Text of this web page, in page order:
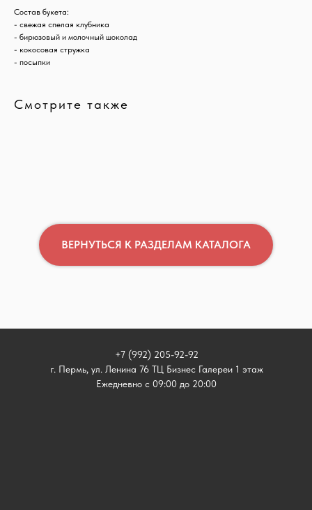
Состав букета:
- свежая спелая клубника
- бирюзовый и молочный шоколад
- кокосовая стружка
- посыпки
Смотрите также
ВЕРНУТЬСЯ К РАЗДЕЛАМ КАТАЛОГА
+7 (992) 205-92-92
г. Пермь, ул. Ленина 76 ТЦ Бизнес Галереи 1 этаж
Ежедневно с 09:00 до 20:00